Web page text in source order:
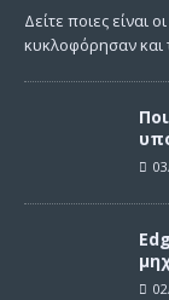
Δείτε ποιες είναι
κυκλοφόρησαν και